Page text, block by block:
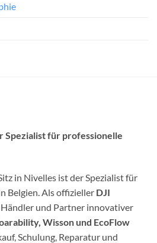
Spezialist für professionelle
in Nivelles ist der Spezialist für
Belgien. Als offizieller DJI
und Partner innovativer
Wisson und EcoFlow
Schulung, Reparatur und